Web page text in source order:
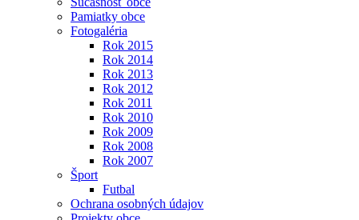
Pamiatky obce
Fotogaléria
Rok 2015
Rok 2014
Rok 2013
Rok 2012
Rok 2011
Rok 2010
Rok 2009
Rok 2008
Rok 2007
Šport
Futbal
Ochrana osobných údajov